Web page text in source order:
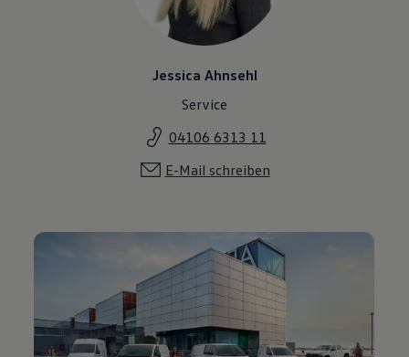
Jessica Ahnsehl
Service
04106 6313 11
E-Mail schreiben